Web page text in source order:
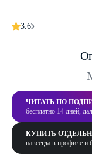
3.6
ЧИТАТЬ ПО
бесплатно 14 дней,
КУПИТЬ
навсегда в профиле и